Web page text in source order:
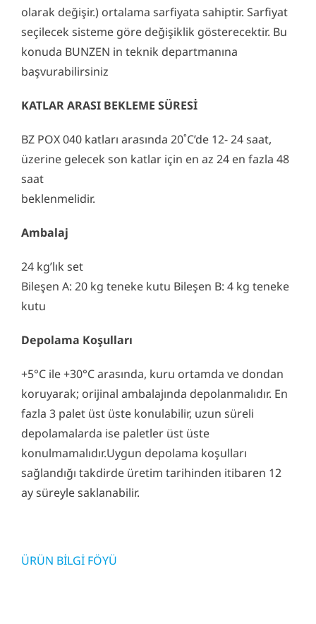
olarak değişir.) ortalama sarfiyata sahiptir. Sarfiyat
seçilecek sisteme göre değişiklik gösterecektir. Bu
konuda BUNZEN in teknik departmanına
başvurabilirsiniz
KATLAR ARASI BEKLEME SÜRESİ
BZ POX 040 katları arasında 20˚C’de 12- 24 saat,
üzerine gelecek son katlar için en az 24 en fazla 48
saat
beklenmelidir.
Ambalaj
24 kg’lık set
Bileşen A: 20 kg teneke kutu Bileşen B: 4 kg teneke
kutu
Depolama Koşulları
+5°C ile +30°C arasında, kuru ortamda ve dondan
koruyarak; orijinal ambalajında depolanmalıdır. En
fazla 3 palet üst üste konulabilir, uzun süreli
depolamalarda ise paletler üst üste
konulmamalıdır.Uygun depolama koşulları
sağlandığı takdirde üretim tarihinden itibaren 12
ay süreyle saklanabilir.
ÜRÜN BİLGİ FÖYÜ